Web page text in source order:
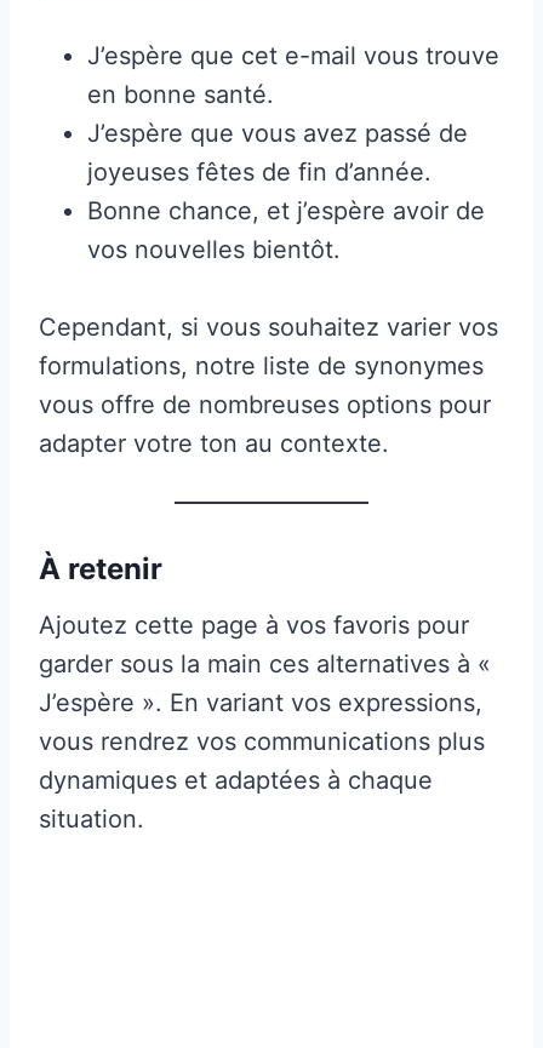
J’espère que cet e-mail vous trouve
en bonne santé.
J’espère que vous avez passé de
joyeuses fêtes de fin d’année.
Bonne chance, et j’espère avoir de
vos nouvelles bientôt.
Cependant, si vous souhaitez varier vos
formulations, notre liste de synonymes
vous offre de nombreuses options pour
adapter votre ton au contexte.
À retenir
Ajoutez cette page à vos favoris pour
garder sous la main ces alternatives à «
J’espère ». En variant vos expressions,
vous rendrez vos communications plus
dynamiques et adaptées à chaque
situation.